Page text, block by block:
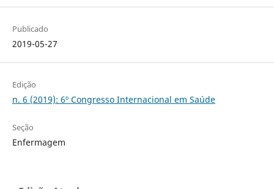
Publicado
2019-05-27
Edição
n. 6 (2019): 6º Congresso Internacional em Saúde
Seção
Enfermagem